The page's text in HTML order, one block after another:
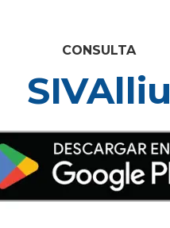
CONSULTA
SIVAlliu